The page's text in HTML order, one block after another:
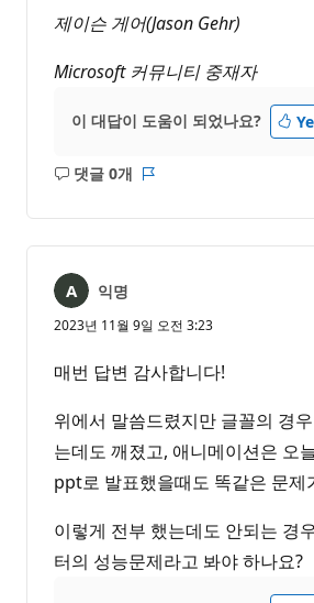
제이슨 게어(Jason Gehr)
Microsoft 커뮤니티 중재자
이 대답이 도움이 되었나요?
댓글 0개
설
음
익명
2023년 11월 9일 오전 3:23
매번 답변 감사합니다!
위에서 말씀드렸지만 글꼴의 경
는데도 깨졌고, 애니메이션은 오
ppt로 발표했을때도 똑같은 문제
이렇게 전부 했는데도 안되는 경
터의 성능문제라고 봐야 하나요?